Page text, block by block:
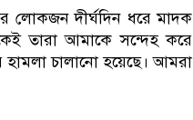
দীর্ঘদিন ধরে মাদক
তারা আমাকে সন্দেহ করে
চালানো হয়েছে। আমরা